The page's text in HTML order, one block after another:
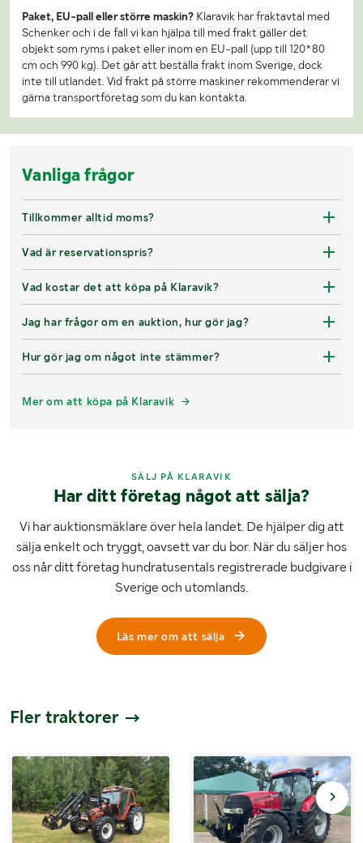
Paket, EU-pall eller större maskin? Klaravik har fraktavtal med
Schenker och i de fall vi kan hjälpa till med frakt gäller det
objekt som ryms i paket eller inom en EU-pall (upp till 120*80
cm och 990 kg). Det går att beställa frakt inom Sverige, dock
inte till utlandet. Vid frakt på större maskiner rekommenderar vi
gärna transportföretag som du kan kontakta.
Vanliga frågor
Tillkommer alltid moms?
Vad är reservationspris?
Vad kostar det att köpa på Klaravik?
Jag har frågor om en auktion, hur gör jag?
Hur gör jag om något inte stämmer?
Mer om att köpa på Klaravik
SÄLJ PÅ KLARAVIK
Har ditt företag något att sälja?
Vi har auktionsmäklare över hela landet. De hjälper dig att
sälja enkelt och tryggt, oavsett var du bor. När du säljer hos
oss når ditt företag hundratusentals registrerade budgivare i
Sverige och utomlands.
Läs mer om att sälja
Fler traktorer